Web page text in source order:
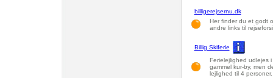
billigerejsernu.dk
Her finder du et godt
andre links til
Billig Skiferie
Ferielejlighed udlejes
gammel kur-by, men
lejlighed til 4 personer.